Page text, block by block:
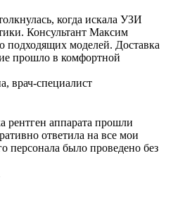
когда искала УЗИ
Консультант Максим
подходящих моделей. Доставка
прошло в комфортной
врач-специалист
рентген аппарата прошли
ответила на все мои
персонала было проведено без